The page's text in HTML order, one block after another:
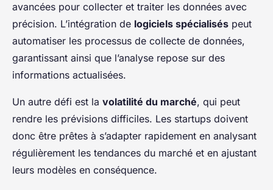
avancées pour collecter et traiter les données avec
précision. L’intégration de logiciels spécialisés peut
automatiser les processus de collecte de données,
garantissant ainsi que l’analyse repose sur des
informations actualisées.
Un autre défi est la volatilité du marché, qui peut
rendre les prévisions difficiles. Les startups doivent
donc être prêtes à s’adapter rapidement en analysant
régulièrement les tendances du marché et en ajustant
leurs modèles en conséquence.